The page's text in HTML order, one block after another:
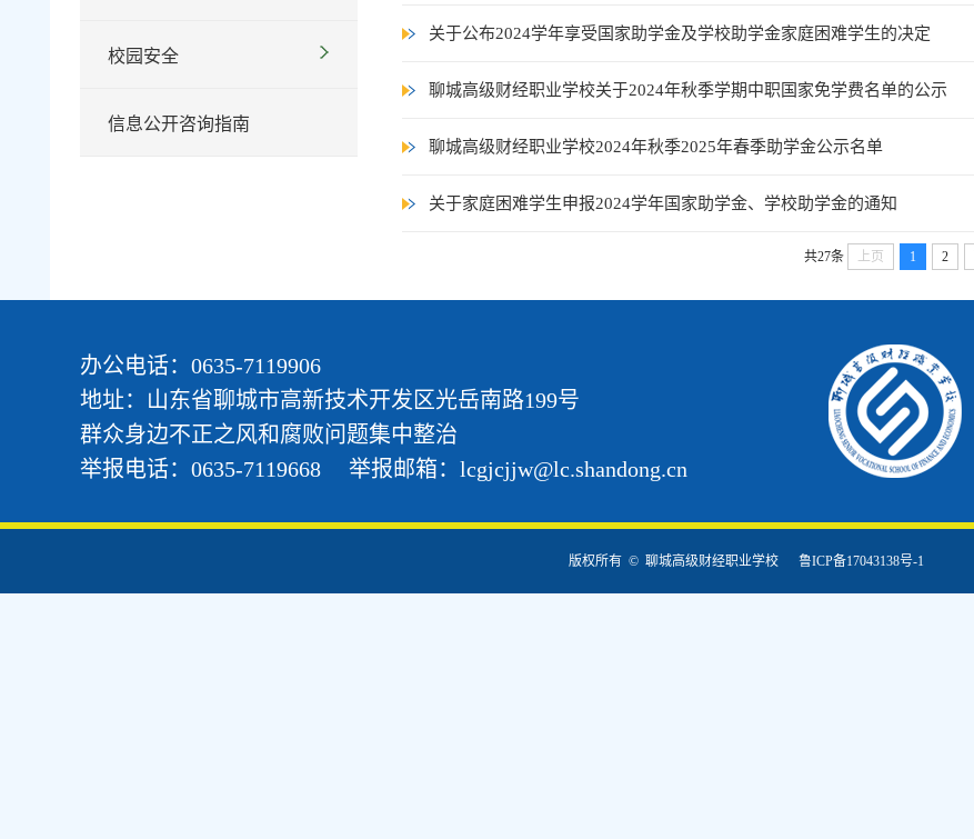
校园安全
信息公开咨询指南
关于公布2024学年享受国家助学金及学校助学金家庭困难学生的决定
聊城高级财经职业学校关于2024年秋季学期中职国家免学费名单的公示
聊城高级财经职业学校2024年秋季2025年春季助学金公示名单
关于家庭困难学生申报2024学年国家助学金、学校助学金的通知
共27条 上页 1 2
办公电话：0635-7119906
地址：山东省聊城市高新技术开发区光岳南路199号
群众身边不正之风和腐败问题集中整治
举报电话：0635-7119668 举报邮箱：lcgjcjjw@lc.shandong.cn
版权所有 © 聊城高级财经职业学校 鲁ICP备17043138号-1